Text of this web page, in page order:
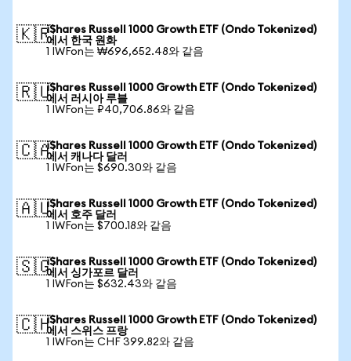
🇰🇷iShares Russell 1000 Growth ETF (Ondo Tokenized)
에서 한국 원화
1 IWFon는 ₩696,652.48와 같음
🇷🇺iShares Russell 1000 Growth ETF (Ondo Tokenized)
에서 러시아 루블
1 IWFon는 ₽40,706.86와 같음
🇨🇦iShares Russell 1000 Growth ETF (Ondo Tokenized)
에서 캐나다 달러
1 IWFon는 $690.30와 같음
🇦🇺iShares Russell 1000 Growth ETF (Ondo Tokenized)
에서 호주 달러
1 IWFon는 $700.18와 같음
🇸🇬iShares Russell 1000 Growth ETF (Ondo Tokenized)
에서 싱가포르 달러
1 IWFon는 $632.43와 같음
🇨🇭iShares Russell 1000 Growth ETF (Ondo Tokenized)
에서 스위스 프랑
1 IWFon는 CHF 399.82와 같음